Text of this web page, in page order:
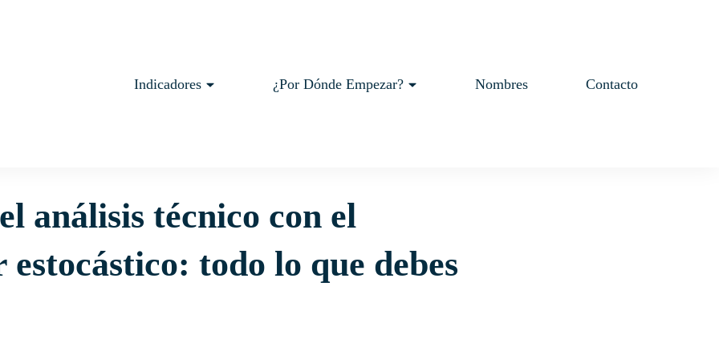
Indicadores ¿Por Dónde Empezar? Nombres Contacto
el oscilador estocástico: todo lo que debes saber
análisis técnico con el
estocástico: todo lo que debes